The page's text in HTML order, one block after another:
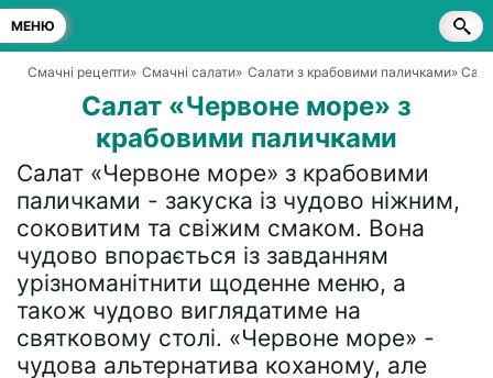
МЕНЮ
Смачні рецепти» Смачні салати» Салати з крабовими паличками»
Салат «Червоне море» з
крабовими паличками
Салат «Червоне море» з крабовими
паличками - закуска із чудово ніжним,
соковитим та свіжим смаком. Вона
чудово впорається із завданням
урізноманітнити щоденне меню, а
також чудово виглядатиме на
святковому столі. «Червоне море» -
чудова альтернатива коханому, але